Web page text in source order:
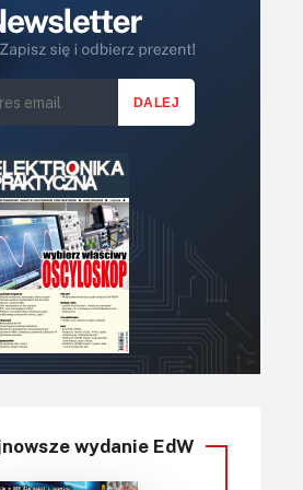
4. Urządzenie
nacisk rakli i przesuwa ją w
procesy wymiany płytek
muszą być
drukarka szablonowa SPR-45
DDM Novastar
małoseryjnej lub prototypowej
nanoszona za pomocą drukarek
oraz półautomatycznych.
dwa rodzaje tego typu
wydanie EdW